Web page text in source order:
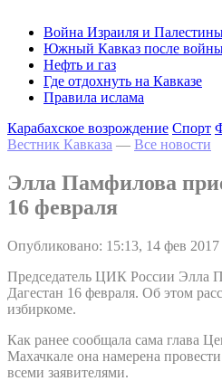
Война Израиля и
Южный Кавказ после
Нефть и газ
Где отдохнуть на Кавказе
Правила ислама
Карабахское возрождение Спорт
Вестник Кавказа — Все новости
Элла Памфилова
16 февраля
Опубликовано: 15:13, 14 фев
Председатель ЦИК России Элла
Дагестан 16 февраля. Об этом
избиркоме.
Как ранее сообщала сама глава
Махачкале она намерена
всеми заявителями.